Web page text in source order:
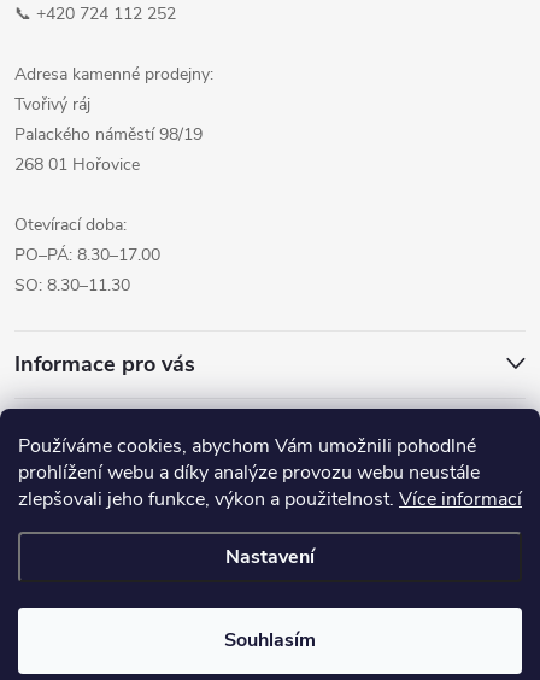
Používáme cookies, abychom Vám umožnili pohodlné
prohlížení webu a díky analýze provozu webu neustále
zlepšovali jeho funkce, výkon a použitelnost. Více informací
Nastavení
Souhlasím
📞 +420 724 112 252
Adresa kamenné prodejny:
Tvořivý ráj
Palackého náměstí 98/19
268 01 Hořovice
Otevírací doba:
PO–PÁ: 8.30–17.00
SO: 8.30–11.30
Informace pro vás
Přijímáme online platby
vyhrazena.